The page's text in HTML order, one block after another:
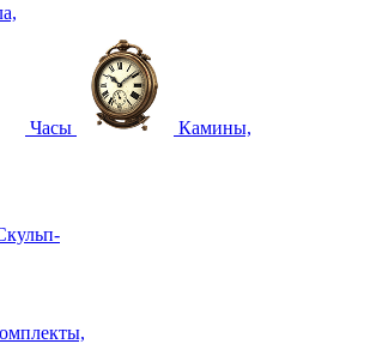
Часы Камины,